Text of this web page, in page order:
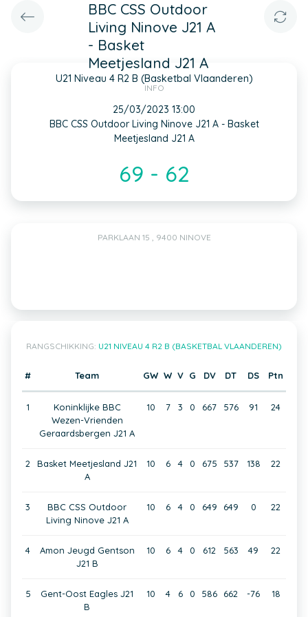
BBC CSS Outdoor
Living Ninove J21 A
- Basket
Meetjesland J21 A
U21 Niveau 4 R2 B (Basketbal Vlaanderen)
INFO
25/03/2023 13:00
BBC CSS Outdoor Living Ninove J21 A - Basket
Meetjesland J21 A
69 - 62
PARKLAAN 15 , 9400 NINOVE
RANGSCHIKKING: U21 NIVEAU 4 R2 B (BASKETBAL VLAANDEREN)
# Team GW W V G DV DT DS Ptn
1
Koninklijke BBC
Wezen-Vrienden
Geraardsbergen J21 A
10 7 3 0 667 576 91 24
2
Basket Meetjesland J21
A
10 6 4 0 675 537 138 22
3
BBC CSS Outdoor
Living Ninove J21 A
10 6 4 0 649 649 0 22
4
Amon Jeugd Gentson
J21 B
10 6 4 0 612 563 49 22
5
Gent-Oost Eagles J21
B
10 4 6 0 586 662 -76 18